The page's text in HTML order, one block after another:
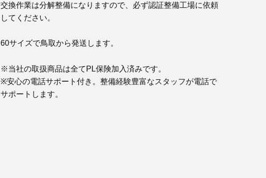
交換作業は分解整備になりますので、必ず認証整備工場に依頼
してください。
60サイズで鳥取から発送します。
※当社の取扱商品は全てPL保険加入済みです。
※安心の電話サポート付き。整備経験豊富なスタッフが電話で
サポートします。